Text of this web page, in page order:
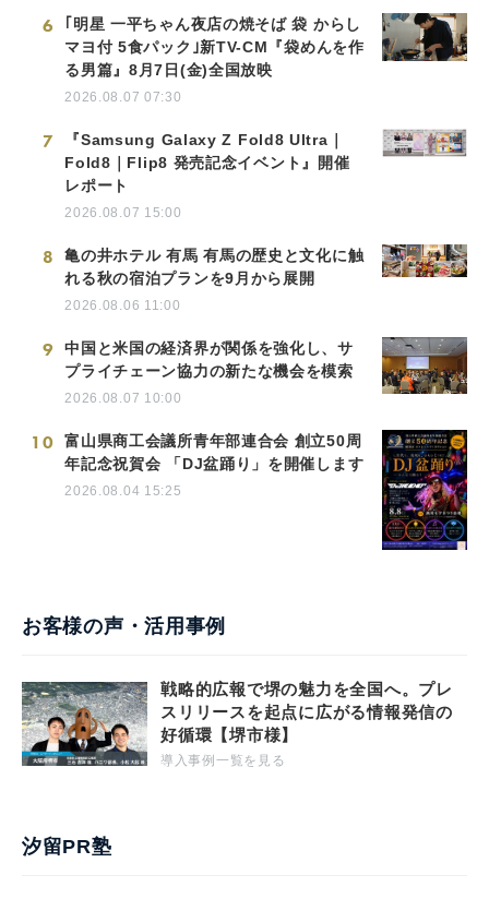
6
｢明星 一平ちゃん夜店の焼そば 袋 からし
マヨ付 5食パック｣新TV-CM『袋めんを作
る男篇』8月7日(金)全国放映
2026.08.07 07:30
7
『Samsung Galaxy Z Fold8 Ultra｜
Fold8｜Flip8 発売記念イベント』開催
レポート
2026.08.07 15:00
8
亀の井ホテル 有馬 有馬の歴史と文化に触
れる秋の宿泊プランを9月から展開
2026.08.06 11:00
9
中国と米国の経済界が関係を強化し、サ
プライチェーン協力の新たな機会を模索
2026.08.07 10:00
10
富山県商工会議所青年部連合会 創立50周
年記念祝賀会 「DJ盆踊り」を開催します
2026.08.04 15:25
お客様の声・活用事例
戦略的広報で堺の魅力を全国へ。プレ
スリリースを起点に広がる情報発信の
好循環【堺市様】
導入事例一覧を見る
汐留PR塾